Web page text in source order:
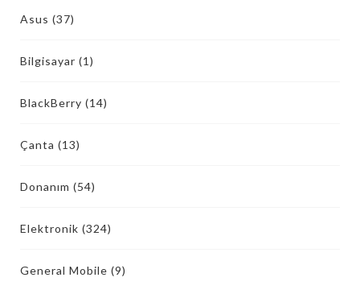
Asus (37)
Bilgisayar (1)
BlackBerry (14)
Çanta (13)
Donanım (54)
Elektronik (324)
General Mobile (9)